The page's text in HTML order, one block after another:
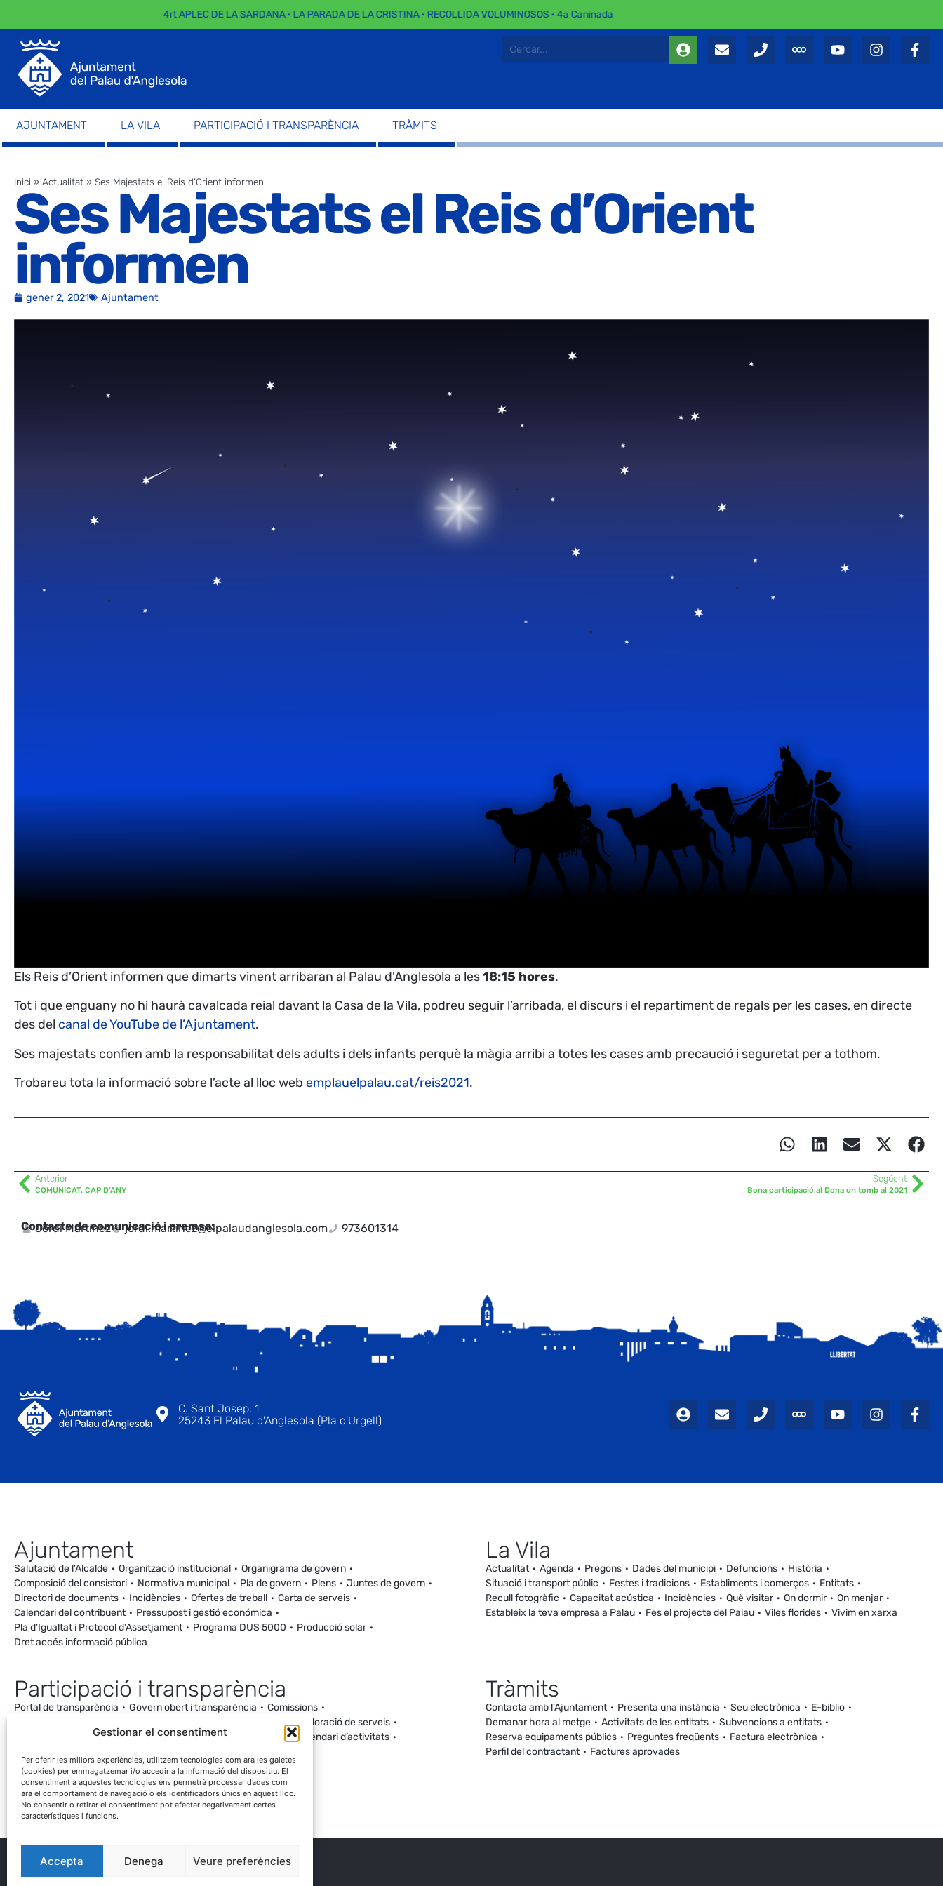
Gestionar el consentiment
Per oferir les millors experiències, utilitzem tecnologies com ara les galetes
(cookies) per emmagatzemar i/o accedir a la informació del dispositiu. El
consentiment a aquestes tecnologies ens permetrà processar dades com
ara el comportament de navegació o els identificadors únics en aquest lloc.
No consentir o retirar el consentiment pot afectar negativament certes
característiques i funcions.
Accepta Denega Veure preferències
4rt APLEC DE LA SARDANA · LA PARADA DE LA CRISTINA · RECOLLIDA VOLUMINOSOS · 4a Caninada
AJUNTAMENT LA VILA PARTICIPACIÓ I TRANSPARÈNCIA TRÀMITS
Inici » Actualitat » Ses Majestats el Reis d’Orient informen
Ses Majestats el Reis d’Orient
informen
gener 2, 2021 Ajuntament
Els Reis d’Orient informen que dimarts vinent arribaran al Palau d’Anglesola a les18:15 hores.
Tot i que enguany no hi haurà cavalcada reial davant la Casa de la Vila, podreu seguir l’arribada, el discurs i el repartiment de regals per les cases, en directe
des del canal de YouTube de l’Ajuntament.
Ses majestats confien amb la responsabilitat dels adults i dels infants perquè la màgia arribi a totes les cases amb precaució i seguretat per a tothom.
Trobareu tota la informació sobre l’acte al lloc web emplauelpalau.cat/reis2021.
Anterior
COMUNICAT. CAP D’ANY
Següent
Bona participació al Dona un tomb al 2021
Contacte de comunicació i premsa:
Jordi Martínez jordi.martinez@elpalaudanglesola.com 973601314
C. Sant Josep, 1
25243 El Palau d'Anglesola (Pla d'Urgell)
Ajuntament
Salutació de l’Alcalde Organització institucional
Organigrama de govern
Composició del consistori
Normativa municipal Pla de govern Plens
Juntes de govern
Directori de documents
Incidències Ofertes de treball
Carta de serveis
Calendari del contribuent
Pressupost i gestió económica
Pla d’Igualtat i Protocol d’Assetjament
Programa DUS 5000
Producció solar
Dret accés informació pública
La Vila
Actualitat Agenda Pregons Dades del municipi Defuncions
Història
Situació i transport públic
Festes i tradicions Establiments i comerços
Entitats
Recull fotogràfic
Capacitat acústica Incidències Què visitar On dormir
On menjar
Estableix la teva empresa a Palau
Fes el projecte del Palau Viles florides Vivim en xarxa
Participació i transparència
Portal de transparència Govern obert i transparència
Comissions
Processos participatius
Valoració de serveis
Canal de denúncies Comunitat local d’energia
Calendari d’activitats
Tràmits
Contacta amb l’Ajuntament Presenta una instància Seu electrònica
E-biblio
Demanar hora al metge
Activitats de les entitats
Subvencions a entitats
Reserva equipaments públics
Preguntes freqüents
Factura electrònica
Perfil del contractant
Factures aprovades
® Ajuntament El Palau d'Anglesola